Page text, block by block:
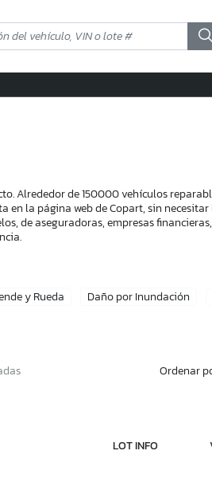
Alrededor de 150000 vehículos
la página web de Copart, sin
de aseguradoras, empresas
y Rueda Daño por Inundación
Ordenar
LOT INFO